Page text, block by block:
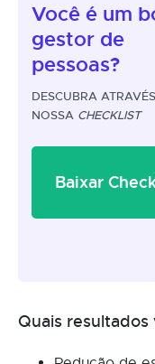
Você é um
gestor de
pessoas?
DESCUBRA
NOSSA CHECKLIST
Baixar
Quais